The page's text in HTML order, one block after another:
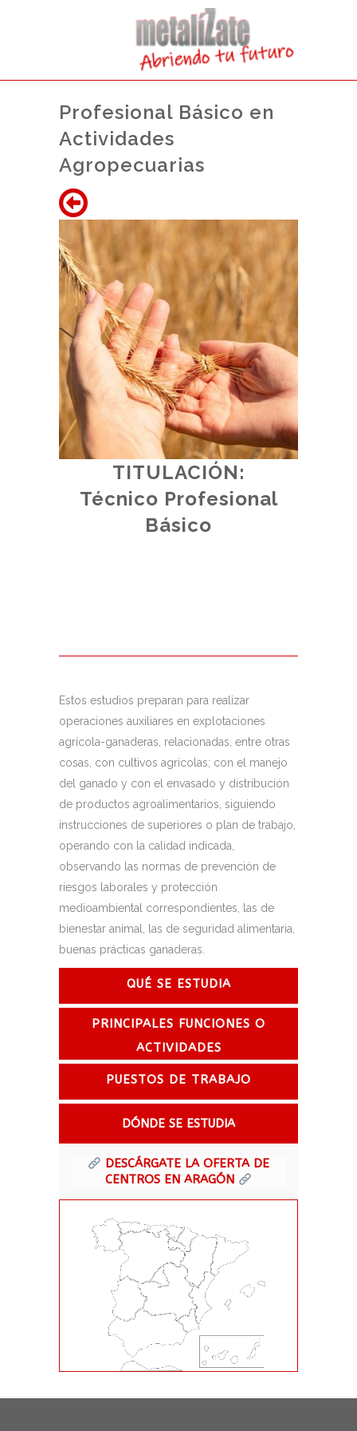
Profesional Básico en
Actividades
Agropecuarias
TITULACIÓN:
Técnico Profesional
Básico
Estos estudios preparan para realizar
operaciones auxiliares en explotaciones
agrícola-ganaderas, relacionadas, entre otras
cosas, con cultivos agrícolas; con el manejo
del ganado y con el envasado y distribución
de productos agroalimentarios, siguiendo
instrucciones de superiores o plan de trabajo,
operando con la calidad indicada,
observando las normas de prevención de
riesgos laborales y protección
medioambiental correspondientes, las de
bienestar animal, las de seguridad alimentaria,
buenas prácticas ganaderas.
QUÉ SE ESTUDIA
PRINCIPALES FUNCIONES O
ACTIVIDADES
PUESTOS DE TRABAJO
DÓNDE SE ESTUDIA
DESCÁRGATE LA OFERTA DE
CENTROS EN ARAGÓN